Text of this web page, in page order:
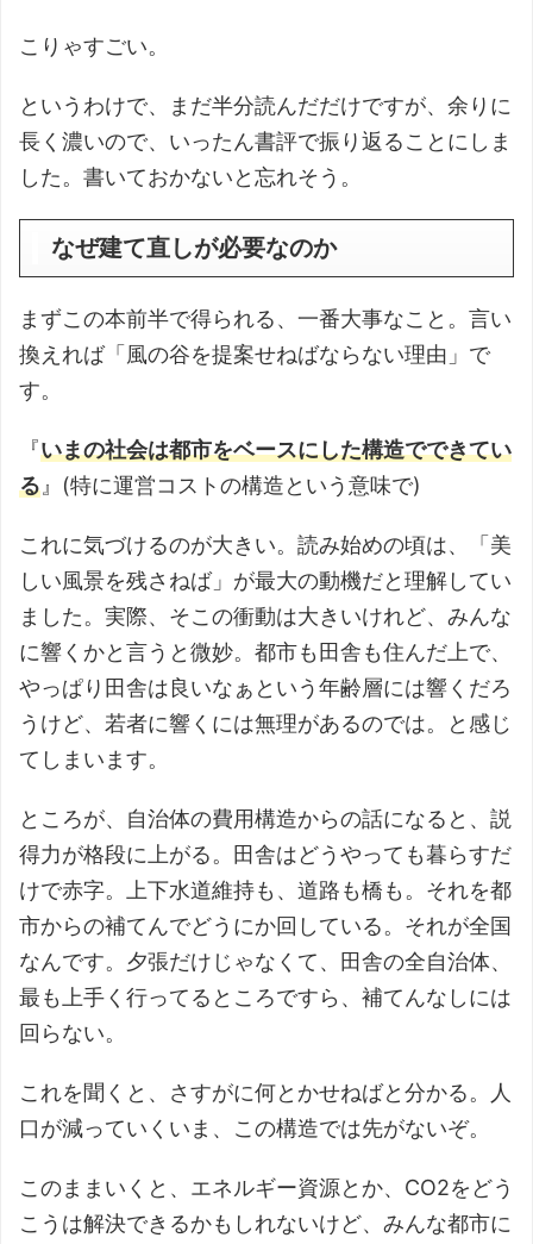
こりゃすごい。
というわけで、まだ半分読んだだけですが、余りに
長く濃いので、いったん書評で振り返ることにしま
した。書いておかないと忘れそう。
なぜ建て直しが必要なのか
まずこの本前半で得られる、一番大事なこと。言い
換えれば「風の谷を提案せねばならない理由」で
す。
『いまの社会は都市をベースにした構造でできてい
る 』(特に運営コストの構造という意味で)
これに気づけるのが大きい。読み始めの頃は、「美
しい風景を残さねば」が最大の動機だと理解してい
ました。実際、そこの衝動は大きいけれど、みんな
に響くかと言うと微妙。都市も田舎も住んだ上で、
やっぱり田舎は良いなぁという年齢層には響くだろ
うけど、若者に響くには無理があるのでは。と感じ
てしまいます。
ところが、自治体の費用構造からの話になると、説
得力が格段に上がる。田舎はどうやっても暮らすだ
けで赤字。上下水道維持も、道路も橋も。それを都
市からの補てんでどうにか回している。それが全国
なんです。夕張だけじゃなくて、田舎の全自治体、
最も上手く行ってるところですら、補てんなしには
回らない。
これを聞くと、さすがに何とかせねばと分かる。人
口が減っていくいま、この構造では先がないぞ。
このままいくと、エネルギー資源とか、CO2をどう
こうは解決できるかもしれないけど、みんな都市に